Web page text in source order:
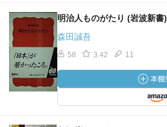
明治人ものがたり (岩波新書)
森田誠吾
58 3.42 11